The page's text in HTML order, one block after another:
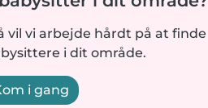
vil vi arbejde hårdt på at finde
i dit område.
i gang